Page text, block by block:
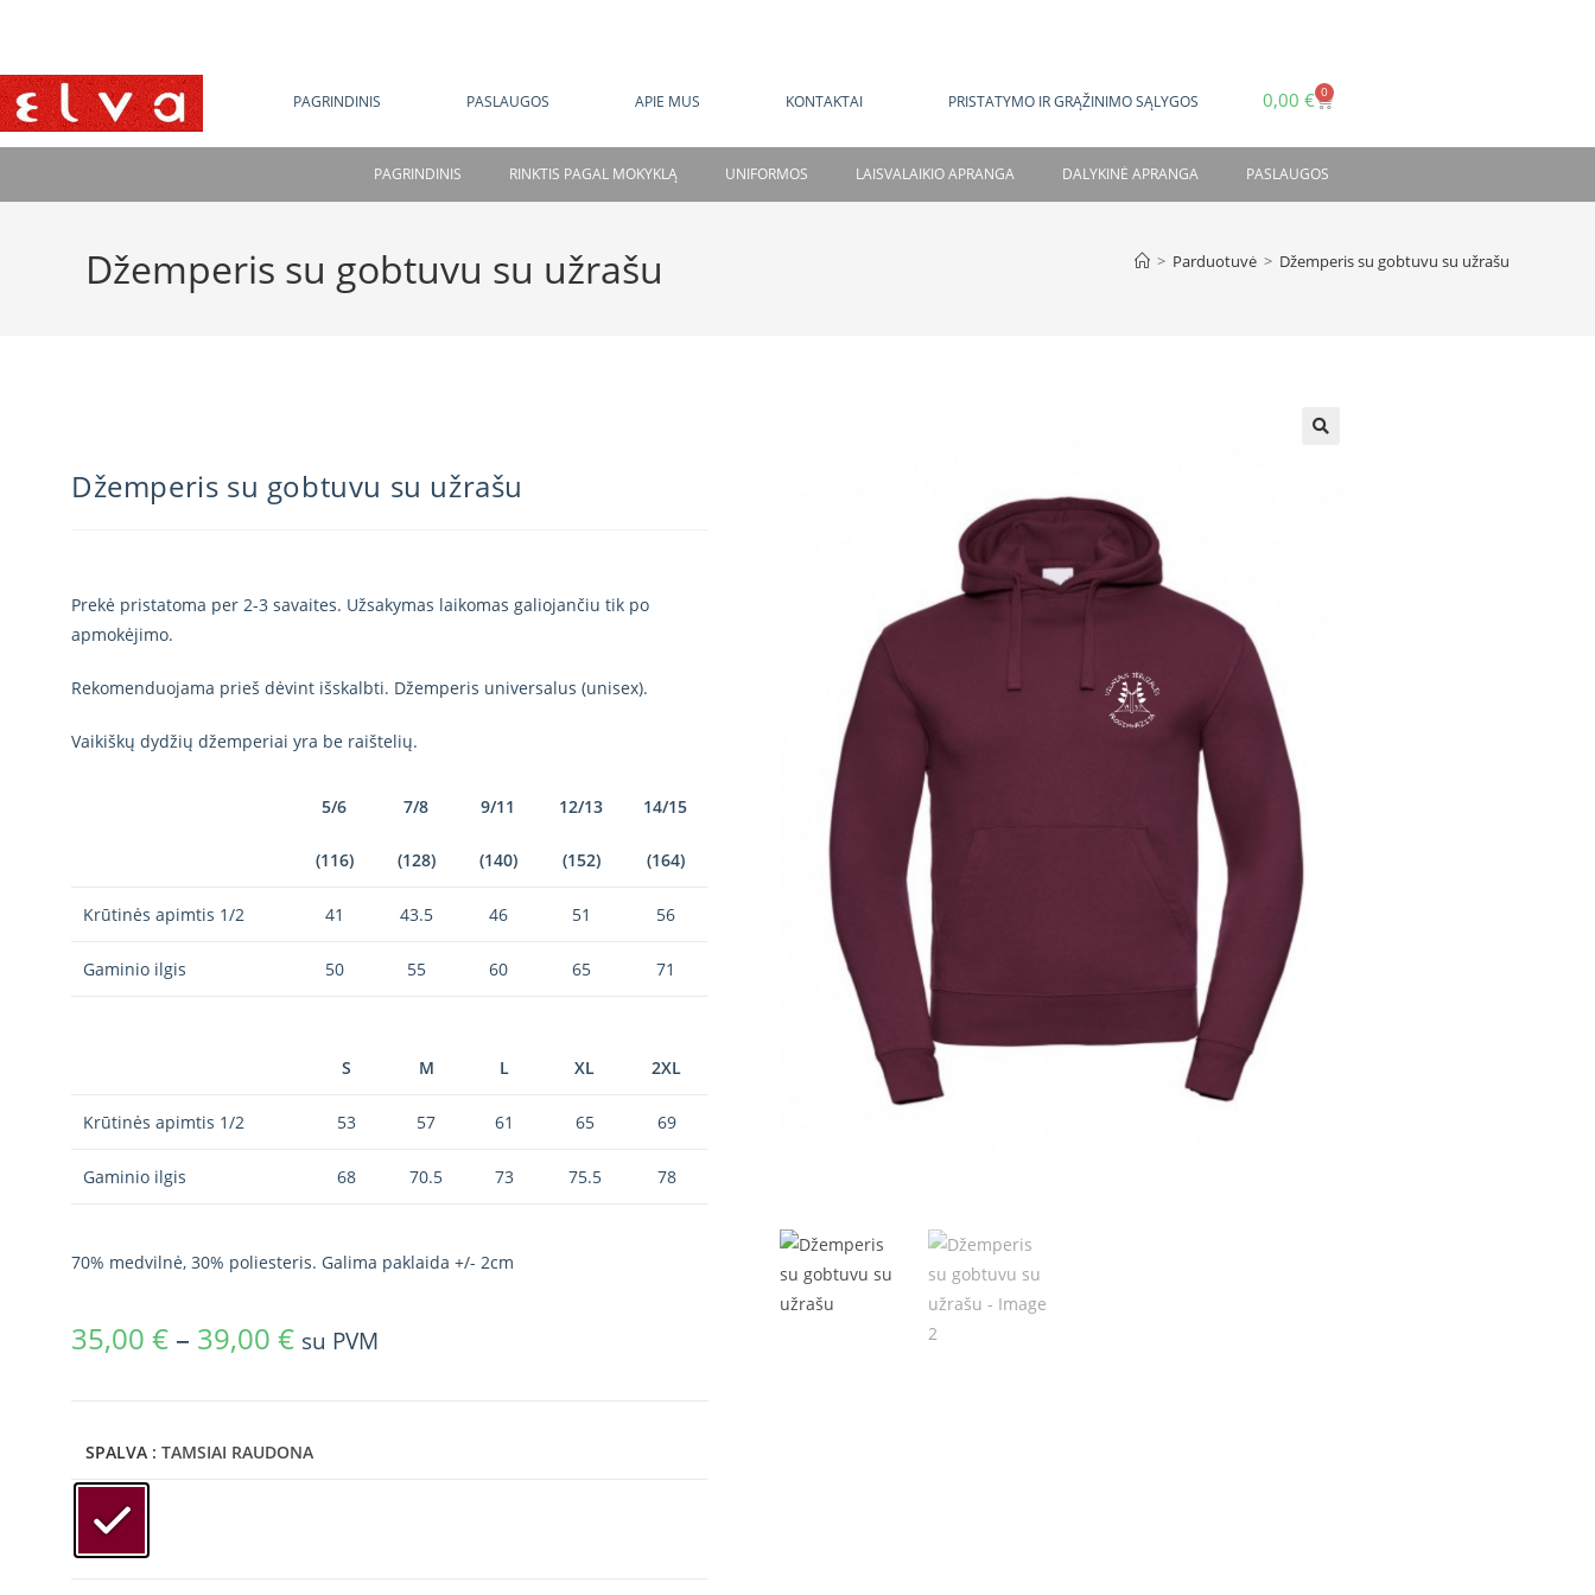
PAGRINDINIS PASLAUGOS APIE MUS KONTAKTAI PRISTATYMO IR GRĄŽINIMO SĄLYGOS 0,00 € 0
PAGRINDINIS RINKTIS PAGAL MOKYKLĄ UNIFORMOS LAISVALAIKIO APRANGA DALYKINĖ APRANGA PASLAUGOS
Džemperis su gobtuvu su užrašu > Parduotuvė > Džemperis su gobtuvu su užrašu
Džemperis su gobtuvu su užrašu
Prekė pristatoma per 2-3 savaites. Užsakymas laikomas galiojančiu tik po
apmokėjimo.
Rekomenduojama prieš dėvint išskalbti. Džemperis universalus (unisex).
Vaikiškų dydžių džemperiai yra be raištelių.
5/6
(116)
7/8
(128)
9/11
(140)
12/13
(152)
14/15
(164)
Krūtinės apimtis 1/2 41 43.5 46 51 56
Gaminio ilgis 50 55 60 65 71
S M L XL 2XL
Krūtinės apimtis 1/2 53 57 61 65 69
Gaminio ilgis 68 70.5 73 75.5 78
70% medvilnė, 30% poliesteris. Galima paklaida +/- 2cm
35,00 € – 39,00 € su PVM
SPALVA : TAMSIAI RAUDONA